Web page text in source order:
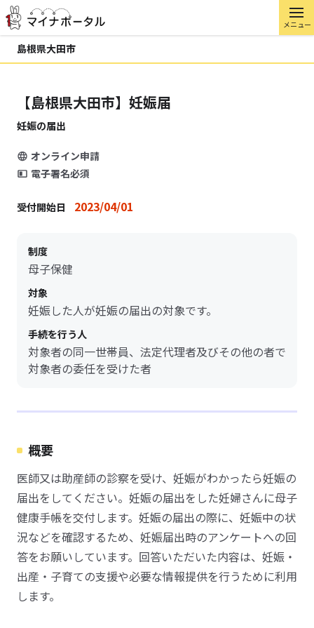
メニュー
島根県大田市
【島根県大田市】妊娠届
妊娠の届出
オンライン申請
電子署名必須
受付開始日 2023/04/01
制度
母子保健
対象
妊娠した人が妊娠の届出の対象です。
手続を行う人
対象者の同一世帯員、法定代理者及びその他の者で
対象者の委任を受けた者
概要
医師又は助産師の診察を受け、妊娠がわかったら妊娠の
届出をしてください。妊娠の届出をした妊婦さんに母子
健康手帳を交付します。妊娠の届出の際に、妊娠中の状
況などを確認するため、妊娠届出時のアンケートへの回
答をお願いしています。回答いただいた内容は、妊娠・
出産・子育ての支援や必要な情報提供を行うために利用
します。